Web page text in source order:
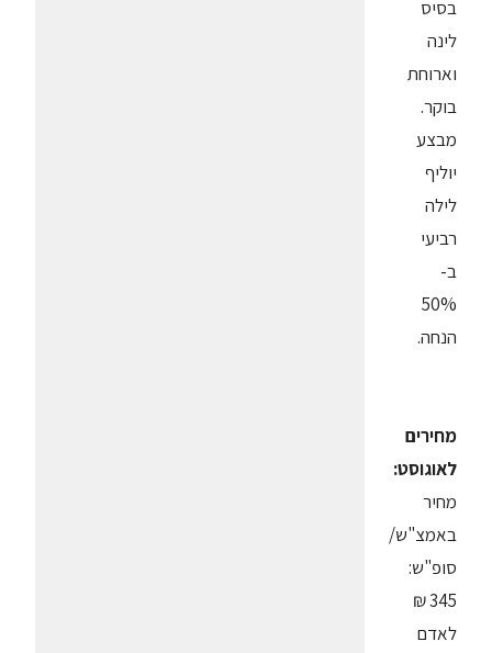
בסיס
לינה
וארוחת
בוקר.
מבצע
יוליף
לילה
רביעי
ב-
50%
הנחה.
מחירים
לאוגוסט:
מחיר
באמצ"ש/
סופ"ש:
345 ₪
לאדם